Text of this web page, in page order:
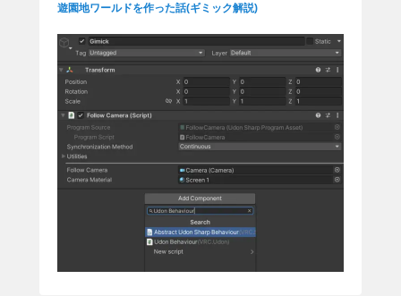
遊園地ワールドを作った話(ギミック解説)